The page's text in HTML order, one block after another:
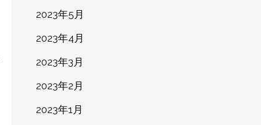
2023年5月
2023年4月
2023年3月
2023年2月
2023年1月